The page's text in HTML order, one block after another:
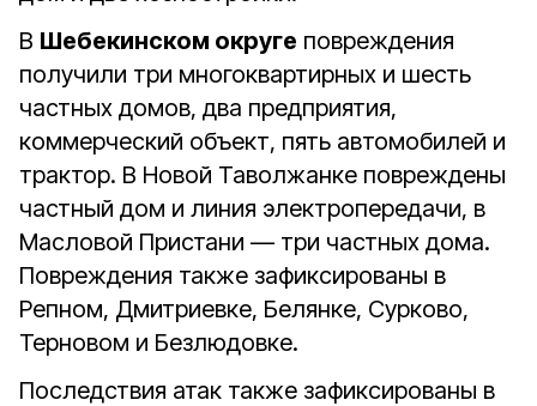
В Шебекинском округе повреждения
получили три многоквартирных и шесть
частных домов, два предприятия,
коммерческий объект, пять автомобилей и
трактор. В Новой Таволжанке повреждены
частный дом и линия электропередачи, в
Масловой Пристани — три частных дома.
Повреждения также зафиксированы в
Репном, Дмитриевке, Белянке, Сурково,
Терновом и Безлюдовке.
Последствия атак также зафиксированы в